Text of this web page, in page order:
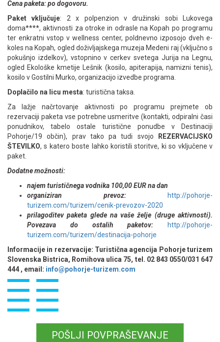
Cena paketa: po dogovoru.
Paket vključuje: 2 x polpenzion v družinski sobi Lukovega
doma****, aktivnosti za otroke in odrasle na Kopah po programu
ter enkratni vstop v wellness center, poldnevno izposojo dveh e-
koles na Kopah, ogled doživljajskega muzeja Medeni raj (vključno s
pokušnjo izdelkov), vstopnino v cerkev svetega Jurija na Legnu,
ogled Ekološke kmetije Lešnik (kosilo, apiterapija, namizni tenis),
kosilo v Gostilni Murko, organizacijo izvedbe programa.
Doplačilo na licu mesta: turistična taksa.
Za lažje načrtovanje aktivnosti po programu prejmete ob
rezervaciji paketa vse potrebne usmeritve (kontakti, odpiralni časi
ponudnikov, tabelo ostale turistične ponudbe v Destinaciji
Pohorje/19 občin), prav tako pa tudi svojo
REZERVACIJSKO
ŠTEVILKO, s katero boste lahko koristili storitve, ki so vključene v
paket.
Dodatne možnosti:
najem turističnega vodnika 100,00 EUR na dan
organiziran prevoz:
http://pohorje-
turizem.com/turizem/cenik-prevozov-2020
prilagoditev paketa glede na vaše želje (druge aktivnosti).
Povezava do ostalih paketov:
http://pohorje-
turizem.com/turizem/destinacija-pohorje
Informacije in rezervacije: Turistična agencija Pohorje turizem
Slovenska Bistrica, Romihova ulica 75, tel. 02 843 0550/031 647
444 , email: info@pohorje-turizem.com
POŠLJI POVPRAŠEVANJE